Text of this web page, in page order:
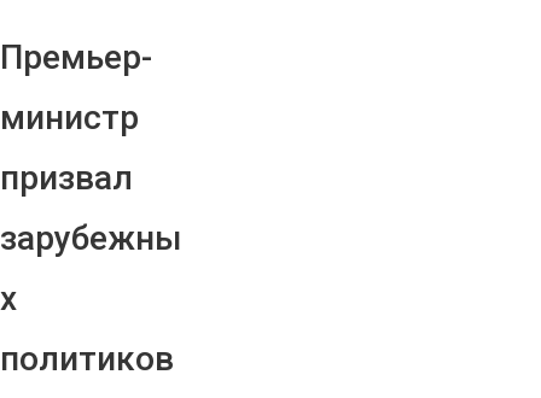
Премьер-
министр
призвал
зарубежны
х
политиков